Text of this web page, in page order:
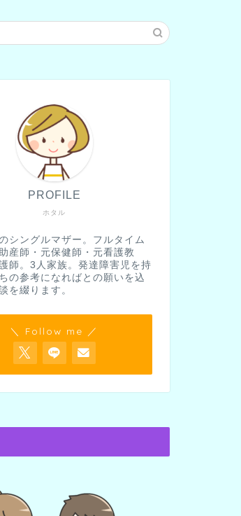
ホタル
PROFILE
シングルマザー。フルタイム
産師・元保健師・元看護教
師。3人家族。発達障害児を持
の参考になればとの願いを込
を綴ります。
＼ Follow me ／